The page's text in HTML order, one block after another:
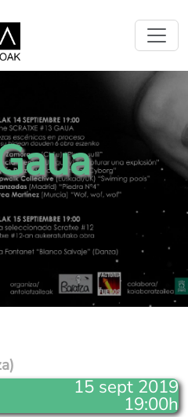
15 sept 2019
19:00h